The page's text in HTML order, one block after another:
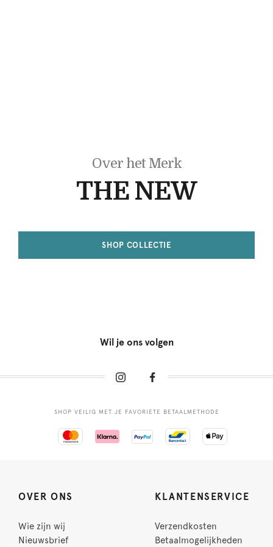
Over het Merk
THE NEW
SHOP COLLECTIE
Wil je ons volgen
SHOP VEILIG MET JE FAVORIETE BETAALMETHODE
OVER ONS
Wie zijn wij
Nieuwsbrief
KLANTENSERVICE
Verzendkosten
Betaalmogelijkheden